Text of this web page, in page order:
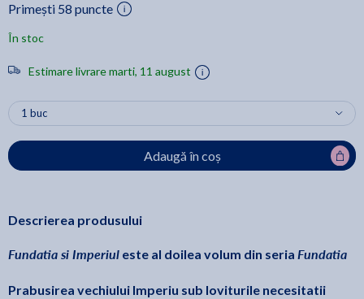
Primești 58 puncte
În stoc
Estimare livrare marti, 11 august
Adaugă în coș
Descrierea produsului
Fundatia si Imperiul este al doilea volum din seria Fundatia
Prabusirea vechiului Imperiu sub loviturile necesitatii